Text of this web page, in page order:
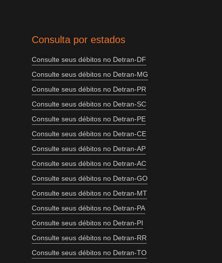
Consulta por estados
Consulte seus débitos no Detran-DF
Consulte seus débitos no Detran-MG
Consulte seus débitos no Detran-PR
Consulte seus débitos no Detran-SC
Consulte seus débitos no Detran-PE
Consulte seus débitos no Detran-CE
Consulte seus débitos no Detran-AP
Consulte seus débitos no Detran-AC
Consulte seus débitos no Detran-GO
Consulte seus débitos no Detran-MT
Consulte seus débitos no Detran-PA
Consulte seus débitos no Detran-PI
Consulte seus débitos no Detran-RR
Consulte seus débitos no Detran-TO